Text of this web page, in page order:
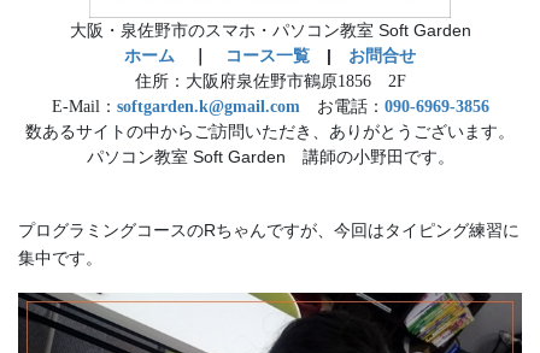
大阪・泉佐野市のスマホ・パソコン教室 Soft Garden
ホーム ｜ コース一覧 | お問合せ
住所：大阪府泉佐野市鶴原1856 2F
E-Mail： softgarden.k@gmail.com お電話： 090-6969-3856
数あるサイトの中からご訪問いただき、ありがとうございます。
パソコン教室 Soft Garden 講師の小野田です。
プログラミングコースのRちゃんですが、今回はタイピング練習に
集中です。